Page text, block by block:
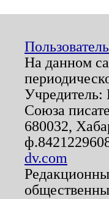
На данном
Союза
680032,
dv.com